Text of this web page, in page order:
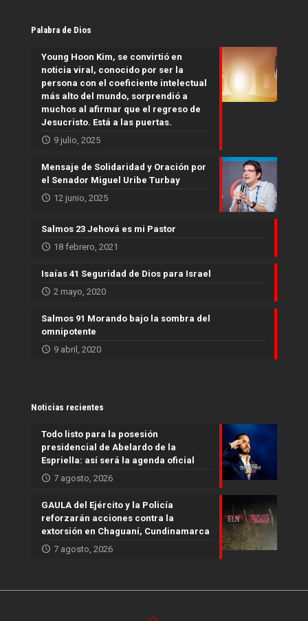
Palabra de Dios
Young Hoon Kim, se convirtió en
noticia viral, conocido por ser la
persona con el coeficiente intelectual
más alto del mundo, sorprendió a
muchos al afirmar que el regreso de
Jesucristo. Está a las puertas.
9 julio, 2025
Mensaje de Solidaridad y Oración por
el Senador Miguel Uribe Turbay
12 junio, 2025
Salmos 23 Jehová es mi Pastor
18 febrero, 2021
Isaías 41 Seguridad de Dios para Israel
2 mayo, 2020
Salmos 91 Morando bajo la sombra del
omnipotente
9 abril, 2020
Noticias recientes
Todo listo para la posesión
presidencial de Abelardo de la
Espriella: así será la agenda oficial
7 agosto, 2026
GAULA del Ejército y la Policía
reforzarán acciones contra la
extorsión en Chaguaní, Cundinamarca
7 agosto, 2026